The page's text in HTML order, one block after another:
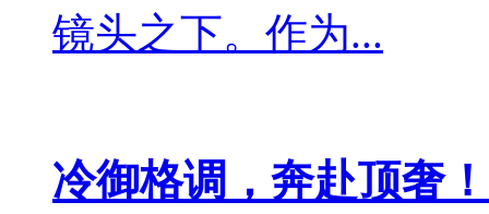
镜头之下。作为...
冷御格调，奔赴顶奢